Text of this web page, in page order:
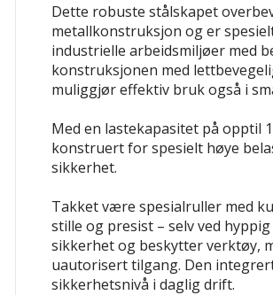
Dette robuste stålskapet
metallkonstruksjon og er
industrielle arbeidsmiljøer med
konstruksjonen med
muliggjør effektiv bruk også i
Med en lastekapasitet på opptil
konstruert for spesielt høye
sikkerhet.
Takket være spesialruller med
stille og presist – selv ved
sikkerhet og beskytter verktøy,
uautorisert tilgang. Den
sikkerhetsnivå i daglig drift.